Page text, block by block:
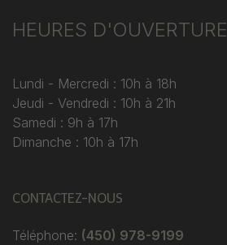
HEURES D'OUVERTURE
Lundi - Mercredi : 10h à 18h
Jeudi - Vendredi : 10h à 21h
Samedi : 9h à 17h
Dimanche : 10h à 17h
CONTACTEZ-NOUS
Téléphone: (450) 978-9199